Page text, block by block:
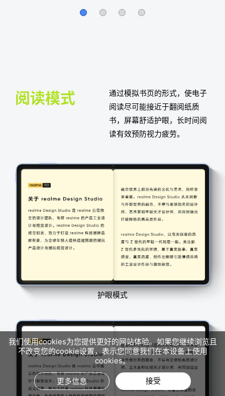
阅读模式
通过模拟书页的形式，使电子
阅读尽可能接近于翻阅纸质
书，屏幕舒适护眼，长时间阅
读有效预防视力疲劳。
护眼模式
我们使用cookies为您提供更好的网站体验。如果您继续浏览且
不改变您的cookie设置，表示您同意我们在本设备上使用
cookies。
更多信息 接受